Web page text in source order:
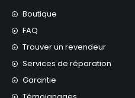
Boutique
FAQ
Trouver un revendeur
Services de réparation
Garantie